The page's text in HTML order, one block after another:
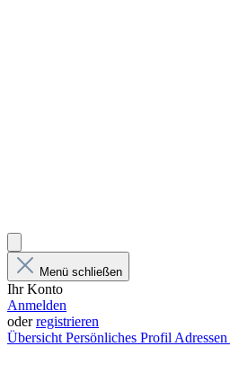
Menü schließen
Ihr Konto
Anmelden
oderregistrieren
Übersicht Persönliches Profil Adressen